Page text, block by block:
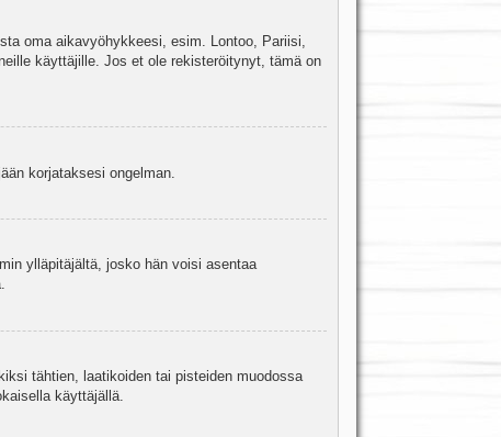
oma aikavyöhykkeesi, esim. Lontoo, Pariisi,
käyttäjille. Jos et ole rekisteröitynyt, tämä on
korjataksesi ongelman.
ylläpitäjältä, josko hän voisi asentaa
tähtien, laatikoiden tai pisteiden muodossa
käyttäjällä.